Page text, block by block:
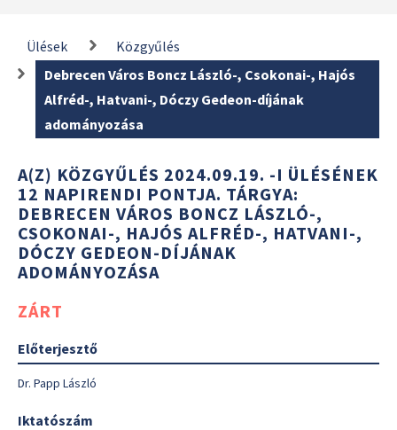
Ülések
Közgyűlés
Debrecen Város Boncz László-, Csokonai-, Hajós
Alfréd-, Hatvani-, Dóczy Gedeon-díjának
adományozása
A(Z) KÖZGYŰLÉS 2024.09.19. -I ÜLÉSÉNEK
12 NAPIRENDI PONTJA. TÁRGYA:
DEBRECEN VÁROS BONCZ LÁSZLÓ-,
CSOKONAI-, HAJÓS ALFRÉD-, HATVANI-,
DÓCZY GEDEON-DÍJÁNAK
ADOMÁNYOZÁSA
ZÁRT
Előterjesztő
Dr. Papp László
Iktatószám